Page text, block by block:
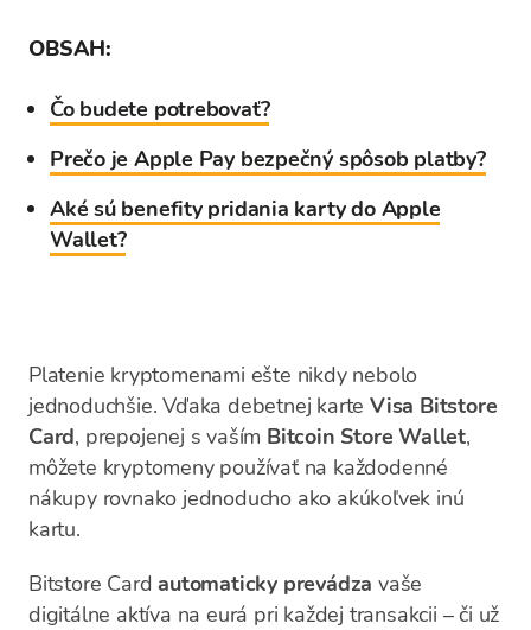
OBSAH:
Čo budete potrebovať?
Prečo je Apple Pay bezpečný spôsob platby?
Aké sú benefity pridania karty do Apple
Wallet?
Platenie kryptomenami ešte nikdy nebolo
jednoduchšie. Vďaka debetnej karte Visa Bitstore
Card, prepojenej s vaším Bitcoin Store Wallet,
môžete kryptomeny používať na každodenné
nákupy rovnako jednoducho ako akúkoľvek inú
kartu.
Bitstore Cardautomaticky prevádza vaše
digitálne aktíva na eurá pri každej transakcii – či už